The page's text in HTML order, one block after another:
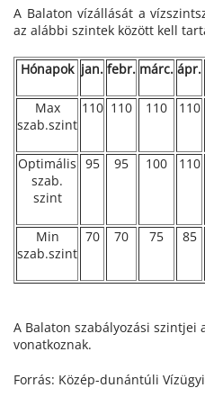
A Balaton vízállását a
az alábbi szintek között kell
Hónapok jan. febr. márc. ápr.
Max
szab.szint
110 110 110 110
Optimális
szab.
szint
95 95 100 110
Min
szab.szint
70 70 75 85
A Balaton szabályozási szintjei
vonatkoznak.
Forrás: Közép-dunántúli